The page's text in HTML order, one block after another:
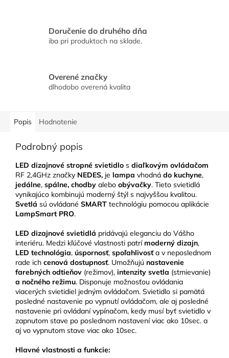
Doručenie do druhého dňa
iba pri produktoch na sklade.
Overené značky
dlhodobo overená kvalita
Popis Hodnotenie
Podrobný popis
LED dizajnové stropné svietidlo s diaľkovým ovládačom
RF 2,4GHz značky NEDES, je lampa vhodná do kuchyne,
jedálne, spálne, chodby alebo obývačky. Tieto svietidlá
vynikajúco kombinujú moderný štýl s najvyššou kvalitou.
Svetlá sú ovládané SMART technológiu pomocou aplikácie
LampSmart PRO.
LED dizajnové svietidlá pridávajú eleganciu do Vášho
interiéru. Medzi kľúčové vlastnosti patrímoderný dizajn,
LED technológia, úspornosť, spoľahlivosť a v neposlednom
rade ich cenová dostupnosť. Umožňujú nastavenie
farebných odtieňov (režimov), intenzity svetla (stmievanie)
a nočného režimu. Disponuje možnosťou ovládania
viacerých svietidiel jedným ovládačom. Svietidlo si pamätá
posledné nastavenie po vypnutí ovládačom, ale aj posledné
nastavenie pri ovládaní vypínačom, kedy musí byť svietidlo v
zapnutom stave po poslednom nastavení viac ako 10sec. a
aj vo vypnutom stave viac ako 10sec.
Hlavné vlastnosti a funkcie: